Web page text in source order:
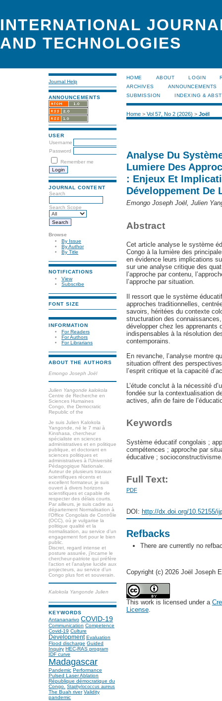
INTERNATIONAL
AND TECHNOLOGIES
Journal Help
ANNOUNCEMENTS
USER
Username
Password
Remember me
JOURNAL CONTENT
Search
Search Scope
Browse
By Issue
By Author
By Title
NOTIFICATIONS
View
Subscribe
FONT SIZE
INFORMATION
For Readers
For Authors
For Librarians
ABOUT THE AUTHORS
Emongo Joseph Joël
Julien Yangonde kalokola
Centre de Recherche en
Sciences Humaines
Congo, the Democratic
Republic of the
Je suis Julien Kalokola
Yangonde, né le 7 mai à
Kinshasa, chercheur
spécialiste en sciences
administratives et en politique
publique, et doctorant en
sciences politiques et
administratives à l’Université
Pédagogique Nationale.
Auteur de plusieurs travaux
scientifiques récents et
excellent formateur, je suis
ouvert à divers horizons
scientifiques et capable de
respecter des délais courts.
Par ailleurs, je suis cadre au
département Normalisation à
l’Office Congolais de Contrôle
(OCC), où je vulgarise la
politique qualité et la
normalisation, au service d’un
engagement fort pour le bien
public.
Discret, regard intense et
posture assurée, j’incarne le
chercheur-patriote qui préfère
l’action et l’analyse lucide aux
projecteurs, au service d’un
Congo plus fort et souverain.
Kalokola Yangonde Julien
KEYWORDS
Antananarivo COVID-19
Communication Competence
Covid-19 Culture
Development Evaluation
Flood discharge Guided
Inquiry HEC-RAS program
IDF curve
Madagascar
Pandemic Performance
Pulsed Laser Ablation
République démocratique du
Congo. Staphylococcus aureus
The Buah river Validity
pandemic
HOME ABOUT LOGIN
ARCHIVES
ANNOUNCEMENTS
SUBMISSION
INDEXING &
Home> Vol 57, No 2 (2026) > Joël
Analyse Du
Lumiere Des
: Enjeux Et
Développement De
Emongo Joseph Joël, Julien
Abstract
Cet article analyse le système
Congo à la lumière des
en évidence leurs implications
sur une analyse critique des
l’approche par contenu,
l’approche par situation.
Il ressort que le système
approches traditionnelles,
savoirs, héritées du contexte
structuration des
développer chez les apprenants
indispensables à la résolution
contemporains.
En revanche, l’analyse montre
situation offrent des
l’esprit critique et la capacité
L’étude conclut à la nécessité
fondée sur la contextualisation
actives, afin de faire de
Keywords
Système éducatif congolais ;
compétences ; approche par
éducative ;
Full Text:
PDF
DOI: http://dx.doi.org/10.52155/
Refbacks
There are currently no
Copyright (c) 2026 Joël Joseph
This work is licensed under a
License.